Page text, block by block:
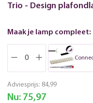
Trio - Design
Maak je lamp compleet:
Adviesprijs: 84,99
Nu: 75,97